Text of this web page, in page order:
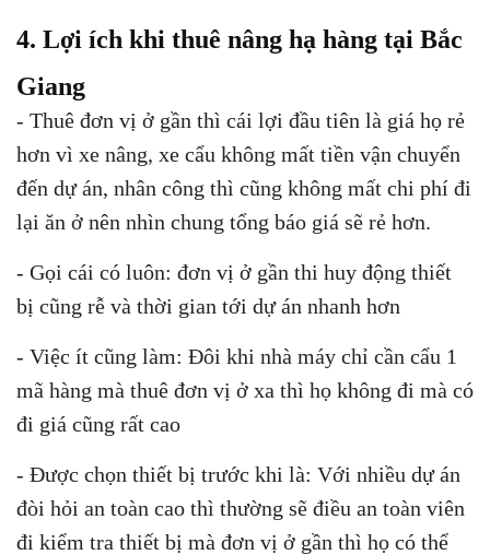
4. Lợi ích khi thuê nâng hạ hàng tại Bắc
Giang
- Thuê đơn vị ở gần thì cái lợi đầu tiên là giá họ rẻ
hơn vì xe nâng, xe cẩu không mất tiền vận chuyển
đến dự án, nhân công thì cũng không mất chi phí đi
lại ăn ở nên nhìn chung tổng báo giá sẽ rẻ hơn.
- Gọi cái có luôn: đơn vị ở gần thi huy động thiết
bị cũng rễ và thời gian tới dự án nhanh hơn
- Việc ít cũng làm: Đôi khi nhà máy chỉ cần cẩu 1
mã hàng mà thuê đơn vị ở xa thì họ không đi mà có
đi giá cũng rất cao
- Được chọn thiết bị trước khi là: Với nhiều dự án
đòi hỏi an toàn cao thì thường sẽ điều an toàn viên
đi kiểm tra thiết bị mà đơn vị ở gần thì họ có thể